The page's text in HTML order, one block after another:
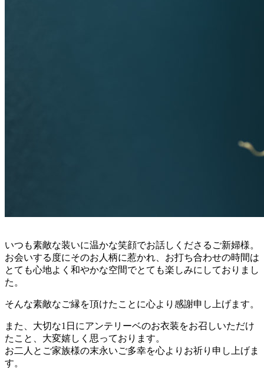
いつも素敵な装いに温かな笑顔でお話しくださるご新婦様。
お会いする度にそのお人柄に惹かれ、お打ち合わせの時間は
とても心地よく和やかな空間でとても楽しみにしておりまし
た。
そんな素敵なご縁を頂けたことに心より感謝申し上げます。
また、大切な1日にアンテリーベのお衣装をお召しいただけ
たこと、大変嬉しく思っております。
お二人とご家族様の末永いご多幸を心よりお祈り申し上げま
す。